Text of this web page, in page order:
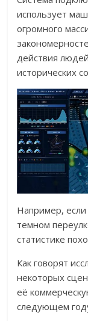
использует
огромного
действия
исторических
Например,
темном
статистике
Как говорят
некоторых
её
следующем